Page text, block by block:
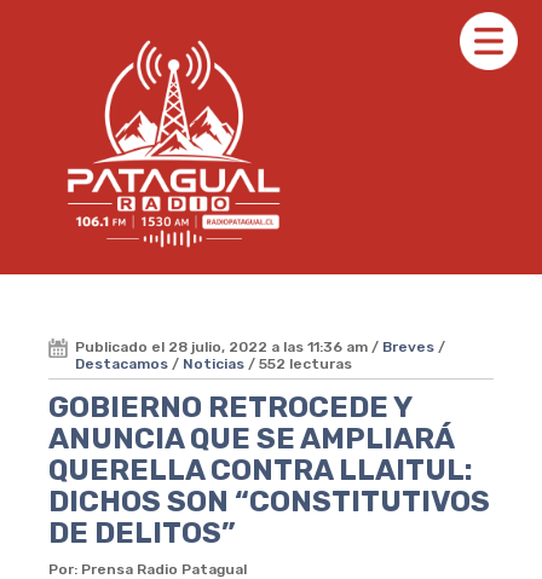
Publicado el 28 julio, 2022 a las 11:36 am / Breves /
Destacamos / Noticias / 552 lecturas
GOBIERNO RETROCEDE Y
ANUNCIA QUE SE AMPLIARÁ
QUERELLA CONTRA LLAITUL:
DICHOS SON “CONSTITUTIVOS
DE DELITOS”
Por: Prensa Radio Patagual